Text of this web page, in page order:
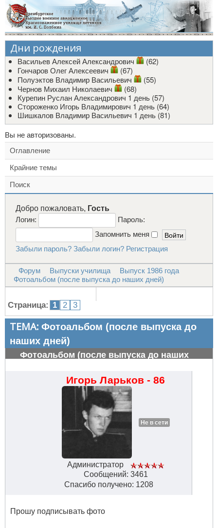
Дни рождения
Васильев Алексей Александрович
(62)
Гончаров Олег Алексеевич
(67)
Полуэктов Владимир Васильевич
(55)
Чернов Михаил Николаевич
(68)
Курепин Руслан Александрович 1 день (57)
Стороженко Игорь Владимирович 1 день (64)
Шишкалов Владимир Васильевич 1 день (81)
Вы не авторизованы.
Оглавление
Крайние темы
Поиск
Добро пожаловать, Гость
Логин:
Пароль:
Запомнить меня
Забыли пароль? Забыли логин? Регистрация
Форум Выпуски училища
Выпуск 1986 года
Фотоальбом (после выпуска до наших дней)
Страница: 1 2 3
ТЕМА: Фотоальбом (после выпуска до
наших дней)
Фотоальбом (после выпуска до наших
Игорь Ларьков - 86
Не в сети
Администратор
Сообщений: 3461
Спасибо получено: 1208
Прошу подписывать фото